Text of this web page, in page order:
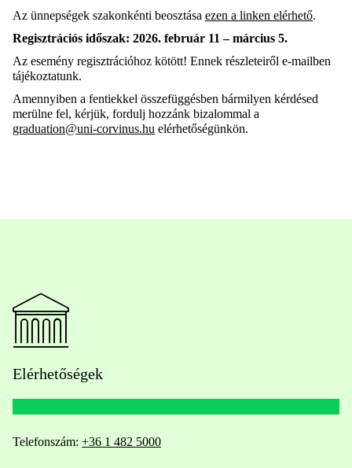
Az ünnepségek szakonkénti beosztása ezen a linken elérhető.
Regisztrációs időszak: 2026. február 11 – március 5.
Az esemény regisztrációhoz kötött! Ennek részleteiről e-mailben
tájékoztatunk.
Amennyiben a fentiekkel összefüggésben bármilyen kérdésed
merülne fel, kérjük, fordulj hozzánk bizalommal a
graduation@uni-corvinus.hu elérhetőségünkön.
Elérhetőségek
Telefonszám: +36 1 482 5000